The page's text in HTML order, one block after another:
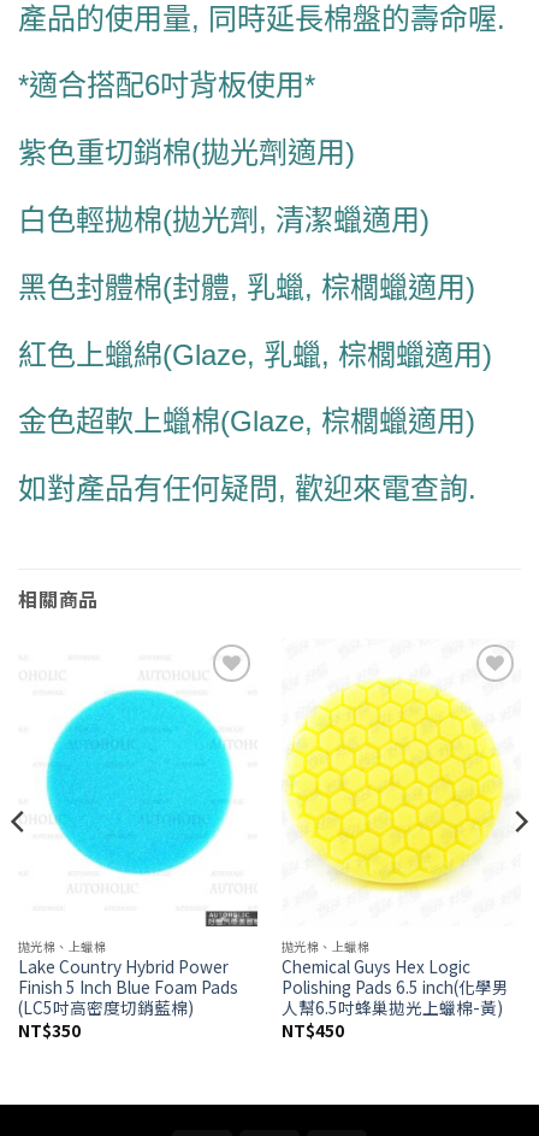
產品的使用量, 同時延長棉盤的壽命喔.
*適合搭配6吋背板使用*
紫色重切銷棉(拋光劑適用)
白色輕拋棉(拋光劑, 清潔蠟適用)
黑色封體棉(封體, 乳蠟, 棕櫚蠟適用)
紅色上蠟綿(Glaze, 乳蠟, 棕櫚蠟適用)
金色超軟上蠟棉(Glaze, 棕櫚蠟適用)
如對產品有任何疑問, 歡迎來電查詢.
相關商品
wishlist
拋光棉、上蠟棉
Lake Country Hybrid Power
Finish 5 Inch Blue Foam Pads
(LC5吋高密度切銷藍棉)
NT$350
Add to
wishlist
拋光棉、上蠟棉
Chemical Guys Hex Logic
Polishing Pads 6.5 inch(化學男
人幫6.5吋蜂巢拋光上蠟棉-黃)
NT$450